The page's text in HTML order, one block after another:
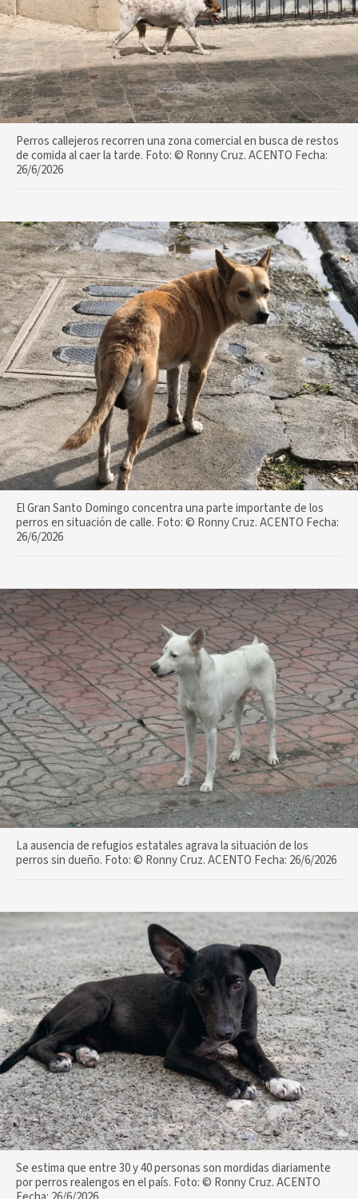
Perros callejeros recorren una zona comercial en busca de restos
de comida al caer la tarde. Foto: ©️ Ronny Cruz. ACENTO Fecha:
26/6/2026
El Gran Santo Domingo concentra una parte importante de los
perros en situación de calle. Foto: ©️ Ronny Cruz. ACENTO Fecha:
26/6/2026
La ausencia de refugios estatales agrava la situación de los
perros sin dueño. Foto: ©️ Ronny Cruz. ACENTO Fecha: 26/6/2026
Se estima que entre 30 y 40 personas son mordidas diariamente
por perros realengos en el país. Foto: ©️ Ronny Cruz. ACENTO